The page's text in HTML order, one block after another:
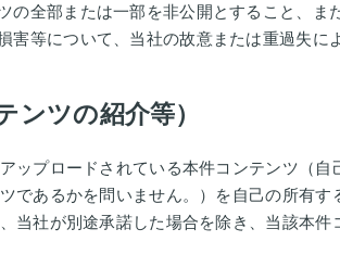
の全部または一部を非公開とすること、
害等について、当社の故意または重過失に
ンツの紹介等）
ップロードされている本件コンテンツ（
であるかを問いません。）を自己の所有
当社が別途承諾した場合を除き、当該本